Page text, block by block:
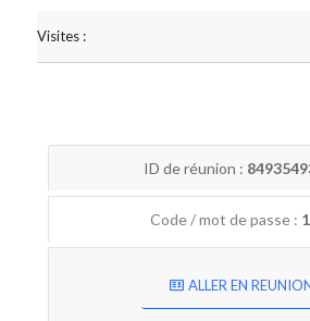
Visites :
ID de réunion :
Code / mot de passe :
ALLER EN